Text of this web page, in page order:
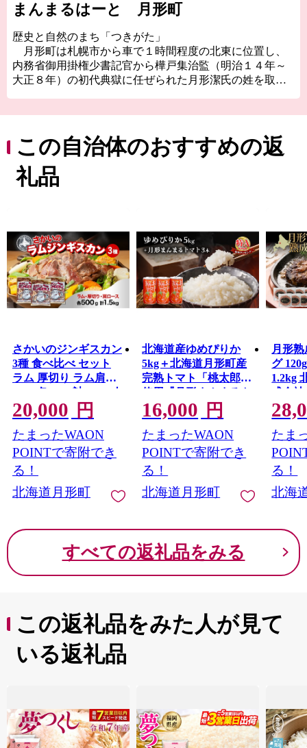
まんまるはーと 月形町
歴史と自然のまち「つきがた」
月形町は札幌市から車で１時間程度の北東に位置し、
内務省御用掛権少書記官から樺戸集治監（明治１４年～
大正８年）の初代典獄に任ぜられた月形潔氏の姓を取
犯や重罪犯を収容するために、全国で３番目、北海道で
は最初にシベツブト（現在の月形町）に設置されまし
た。
この集治監の囚人による農地開墾や道路開削などが礎
農村として発展してきました。
基幹産業は農業で、昭和４０年代半ばには、それまで
稲作中心であった農業に花き栽培が導入され、現在では
メロンやスイカ、トマト、カボチャなどの果菜や野菜の
栽培も盛んに行われています。
ふるさと納税で月形町を応援してくださった方へ、月
この自治体のおすすめの返
礼品
さかいのジンギスカン
3種 食べ比べ セット
ラム 厚切り ラム肩ロ
ース 各500g 計1.5kg 肉
焼肉 BBQ ジンギスカ
ン 味付き 子羊 お肉 成
吉思汗 羊 羊肉 ジビエ
詰め合わせ 時短 パー
ティー お取り寄せ 肉
のさかい 酒井畜産 送
料無料 北海道 月形
20,000 円
たまったWAON
POINTで寄附でき
る！
北海道月形町
北海道産ゆめぴりか
5kg＋北海道月形町産
完熟トマト「桃太郎」
使用『月形まんまるト
マト』3本 米 お米 果
汁飲料 野菜飲料 トマ
トジュース
16,000 円
たまったWAON
POINTで寄附でき
る！
北海道月形町
月形
グ
1.2kg
式会
冷凍
せ 和
当 ラ
かず
ー 焼
トドア
たま
る！
北海
すべての返礼品をみる
この返礼品をみた人が見て
いる返礼品